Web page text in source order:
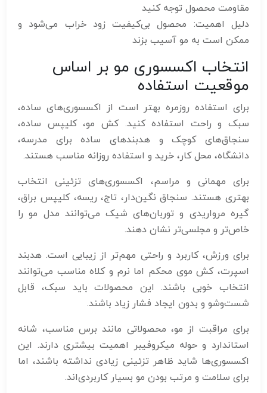
مقاومت محصول توجه کنید
دلیل اهمیت: محصول بی‌کیفیت زود خراب می‌شود و
ممکن است به مو آسیب بزند
انتخاب اکسسوری مو بر اساس
موقعیت استفاده
برای استفاده روزمره بهتر است از اکسسوری‌های ساده،
سبک و راحت استفاده کنید. کش مو، کلیپس ساده،
سنجاق‌های کوچک و هدبندهای ساده برای مدرسه،
دانشگاه، محل کار، خرید و استفاده روزانه مناسب هستند.
برای مهمانی و مراسم، اکسسوری‌های تزئینی انتخاب
بهتری هستند. سنجاق نگین‌دار، تاج، ریسه، کلیپس براق،
گیره مرواریدی و توربان‌های شیک می‌توانند مدل مو را
خاص‌تر و مجلسی‌تر نشان دهند.
برای ورزش، کاربرد و راحتی مهم‌تر از زیبایی است. هدبند
اسپرت، کش موی محکم اما نرم و کلاه مناسب می‌توانند
انتخاب خوبی باشند. این محصولات باید سبک، قابل
شست‌وشو و بدون ایجاد فشار زیاد باشند.
برای مراقبت از مو، محصولاتی مانند برس مناسب، شانه
استاندارد و حوله میکروفیبر اهمیت بیشتری دارند. این
اکسسوری‌ها شاید ظاهر تزئینی زیادی نداشته باشند، اما
برای سلامت و مرتب بودن مو بسیار کاربردی‌اند.